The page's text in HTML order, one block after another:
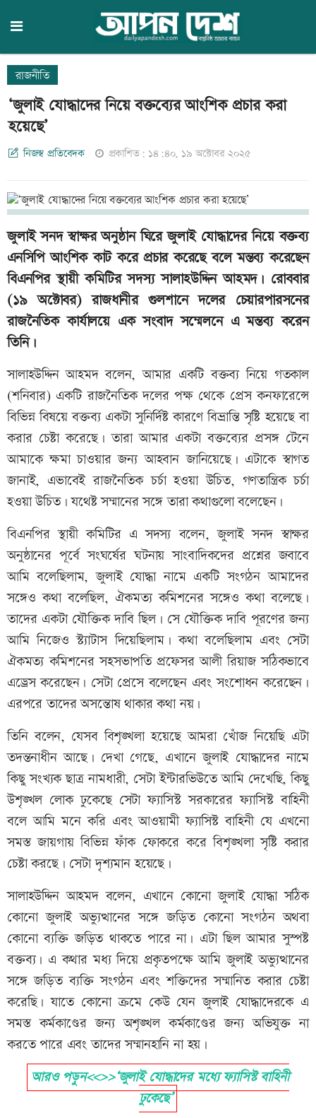
রাজনীতি
‘জুলাই যোদ্ধাদের নিয়ে বক্তব্যের আংশিক প্রচার করা
হয়েছে’
নিজস্ব প্রতিবেদক প্রকাশিত: ১৪:৪০, ১৯ অক্টোবর ২০২৫
জুলাই সনদ স্বাক্ষর অনুষ্ঠান ঘিরে জুলাই যোদ্ধাদের নিয়ে বক্তব্য
এনসিপি আংশিক কাট করে প্রচার করেছে বলে মন্তব্য করেছেন
বিএনপির স্থায়ী কমিটির সদস্য সালাহউদ্দিন আহমদ। রোববার
(১৯ অক্টোবর) রাজধানীর গুলশানে দলের চেয়ারপারসনের
রাজনৈতিক কার্যালয়ে এক সংবাদ সম্মেলনে এ মন্তব্য করেন
তিনি।
সালাহউদ্দিন আহমদ বলেন, আমার একটি বক্তব্য নিয়ে গতকাল
(শনিবার) একটি রাজনৈতিক দলের পক্ষ থেকে প্রেস কনফারেন্সে
বিভিন্ন বিষয়ে বক্তব্য একটা সুনির্দিষ্ট কারণে বিভ্রান্তি সৃষ্টি হয়েছে বা
করার চেষ্টা করেছে। তারা আমার একটা বক্তব্যের প্রসঙ্গ টেনে
আমাকে ক্ষমা চাওয়ার জন্য আহবান জানিয়েছে। এটাকে স্বাগত
জানাই, এভাবেই রাজনৈতিক চর্চা হওয়া উচিত, গণতান্ত্রিক চর্চা
হওয়া উচিত। যথেষ্ট সম্মানের সঙ্গে তারা কথাগুলো বলেছেন।
বিএনপির স্থায়ী কমিটির এ সদস্য বলেন, জুলাই সনদ স্বাক্ষর
অনুষ্ঠানের পূর্বে সংঘর্ষের ঘটনায় সাংবাদিকদের প্রশ্নের জবাবে
আমি বলেছিলাম, জুলাই যোদ্ধা নামে একটি সংগঠন আমাদের
সঙ্গেও কথা বলেছিল, ঐকমত্য কমিশনের সঙ্গেও কথা বলেছে।
তাদের একটা যৌক্তিক দাবি ছিল। সে যৌক্তিক দাবি পূরণের জন্য
আমি নিজেও স্ট্যাটাস দিয়েছিলাম। কথা বলেছিলাম এবং সেটা
ঐকমত্য কমিশনের সহসভাপতি প্রফেসর আলী রিয়াজ সঠিকভাবে
এড্রেস করেছেন। সেটা প্রেসে বলেছেন এবং সংশোধন করেছেন।
এরপরে তাদের অসন্তোষ থাকার কথা নয়।
তিনি বলেন, যেসব বিশৃঙ্খলা হয়েছে আমরা খোঁজ নিয়েছি এটা
তদন্তনাধীন আছে। দেখা গেছে, এখানে জুলাই যোদ্ধাদের নামে
কিছু সংখ্যক ছাত্র নামধারী, সেটা ইন্টারভিউতে আমি দেখেছি, কিছু
উশৃঙ্খল লোক ঢুকেছে সেটা ফ্যাসিস্ট সরকারের ফ্যাসিস্ট বাহিনী
বলে আমি মনে করি এবং আওয়ামী ফ্যাসিস্ট বাহিনী যে এখনো
সমস্ত জায়গায় বিভিন্ন ফাঁক ফোকরে করে বিশৃঙ্খলা সৃষ্টি করার
চেষ্টা করছে। সেটা দৃশ্যমান হয়েছে।
সালাহউদ্দিন আহমদ বলেন, এখানে কোনো জুলাই যোদ্ধা সঠিক
কোনো জুলাই অভ্যুত্থানের সঙ্গে জড়িত কোনো সংগঠন অথবা
কোনো ব্যক্তি জড়িত থাকতে পারে না। এটা ছিল আমার সুস্পষ্ট
বক্তব্য। এ কথার মধ্য দিয়ে প্রকৃতপক্ষে আমি জুলাই অভ্যুত্থানের
সঙ্গে জড়িত ব্যক্তি সংগঠন এবং শক্তিদের সম্মানিত করার চেষ্টা
করেছি। যাতে কোনো ক্রমে কেউ যেন জুলাই যোদ্ধাদেরকে এ
সমস্ত কর্মকাণ্ডের জন্য অশৃঙ্খল কর্মকাণ্ডের জন্য অভিযুক্ত না
করতে পারে এবং তাদের সম্মানহানি না হয়।
আরও পড়ুন<<>>‌‌‘জুলাই যোদ্ধাদের মধ্যে ফ্যাসিস্ট বাহিনী
ঢুকেছে’